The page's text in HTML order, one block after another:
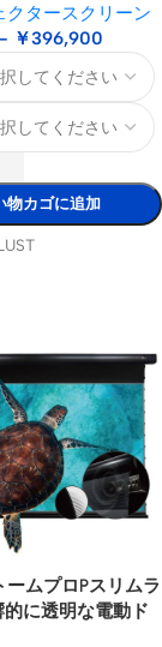
クタースクリーン
￥396,900
物カゴに追加
ームプロPスリムラ
的に透明な電動ド